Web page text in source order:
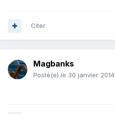
Citer
Magbanks
Posté(e) le 30 janvier 2014